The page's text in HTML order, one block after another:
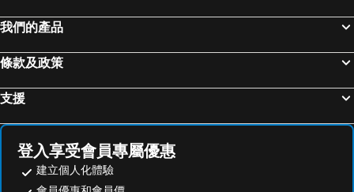
我們的產品
條款及政策
支援
登入享受會員專屬優惠
建立個人化體驗